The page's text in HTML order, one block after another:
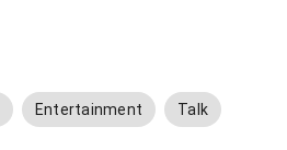
Entertainment Talk